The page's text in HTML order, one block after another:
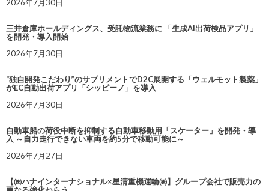
2026年7月30日
三井倉庫ホールディングス、受託物流業務に 「生成AI出荷検品アプリ」
を開発・導入開始
2026年7月30日
“独自開発こだわり”のサプリメントでD2C展開する「ウェルモット製薬」
がEC自動出荷アプリ「シッピーノ」を導入
2026年7月30日
自動車船の荷役中断を抑制する自動車移動用「スケーター」を開発・導
入 ～自力走行できない車両を約5分で移動可能に～
2026年7月27日
【㈱ハナインターナショナル×星清重機運輸㈱】グループ会社で販売力の